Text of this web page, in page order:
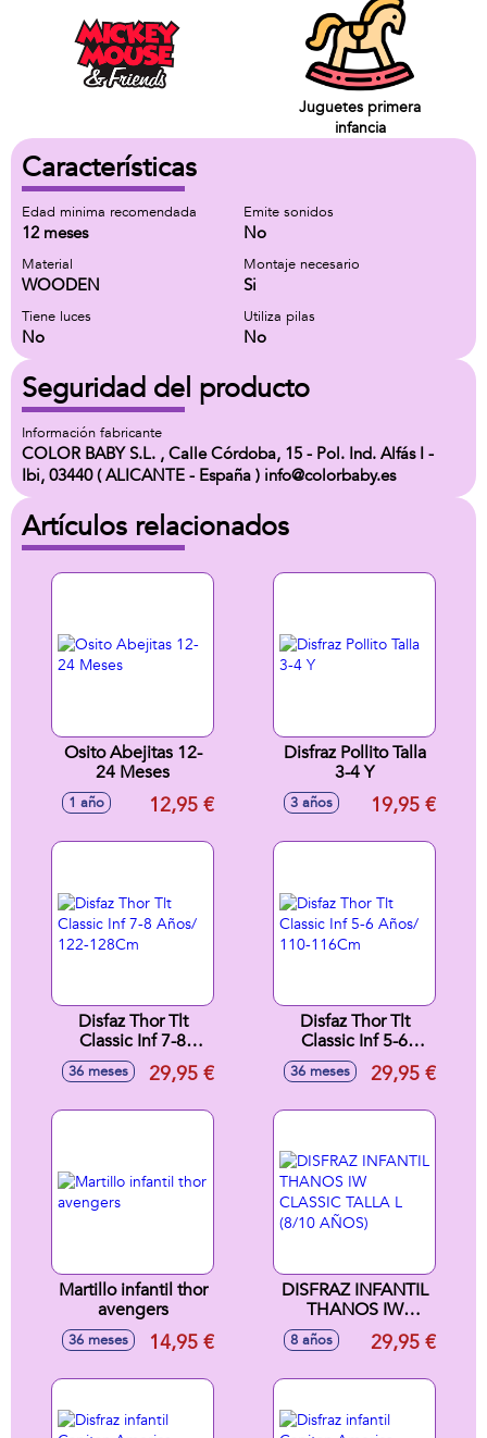
Juguetes primera
infancia
Características
Edad minima recomendada
12 meses
Emite sonidos
No
Material
WOODEN
Montaje necesario
Si
Tiene luces
No
Utiliza pilas
No
Seguridad del producto
Información fabricante
COLOR BABY S.L. , Calle Córdoba, 15 - Pol. Ind. Alfás I -
Ibi, 03440 ( ALICANTE - España ) info@colorbaby.es
Artículos relacionados
Osito Abejitas 12-
24 Meses
1 año 12,95 €
Disfraz Pollito Talla
3-4 Y
3 años 19,95 €
Disfaz Thor Tlt
Classic Inf 7-8
Años/ 122-128Cm
36 meses 29,95 €
Disfaz Thor Tlt
Classic Inf 5-6
Años/ 110-116Cm
36 meses 29,95 €
Martillo infantil thor
avengers
36 meses 14,95 €
DISFRAZ INFANTIL
THANOS IW
CLASSIC TALLA L
(8/10 AÑOS)
8 años 29,95 €